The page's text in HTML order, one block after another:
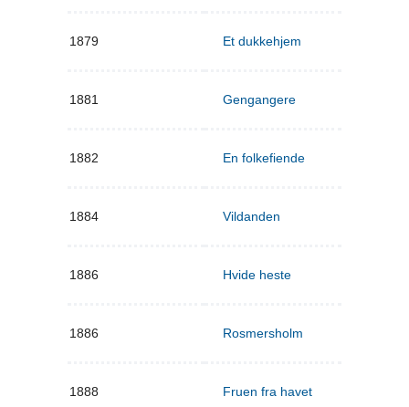
1879 Et dukkehjem
1881 Gengangere
1882 En folkefiende
1884 Vildanden
1886 Hvide heste
1886 Rosmersholm
1888 Fruen fra havet